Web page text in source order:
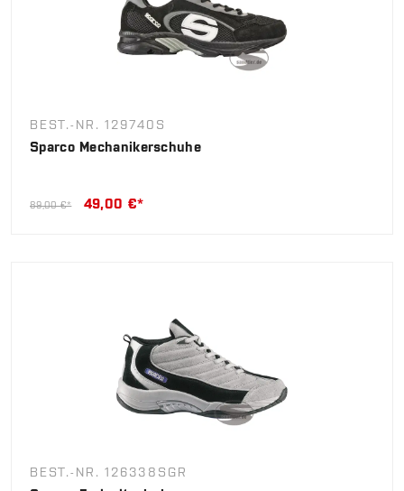
BEST.-NR. 129740S
Sparco Mechanikerschuhe
89,00 €* 49,00 €*
BEST.-NR. 126338SGR